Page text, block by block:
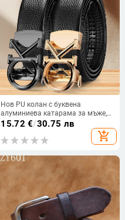
Нов PU колан с буквена
алуминиева катарама за мъже,
автоматично закопчаване,
ширина 2–4 см, размери 115 cm
и 125 cm, бизнес стил, стилен и
15.72 €/30.75 лв
add_shopping_cart